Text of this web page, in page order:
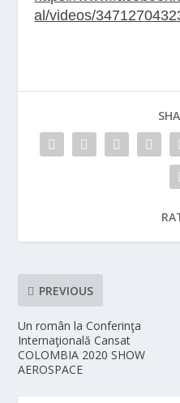
al/videos/
PREVIOUS
Un român la Conferinţa
Internaţională Cansat
COLOMBIA 2020 SHOW
AEROSPACE